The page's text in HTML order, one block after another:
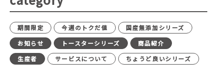
期間限定 今週のトクだ値
国産無添加シリーズ
お知らせ
トースターシリーズ
商品紹介
生産者
サービスについて
ちょうど良いシリーズ